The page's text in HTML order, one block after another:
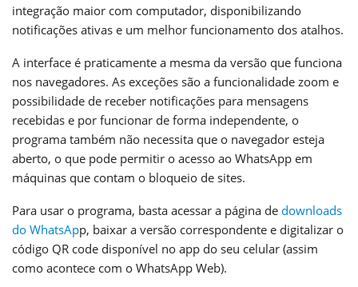
integração maior com computador, disponibilizando
notificações ativas e um melhor funcionamento dos atalhos.
A interface é praticamente a mesma da versão que funciona
nos navegadores. As exceções são a funcionalidade zoom e
possibilidade de receber notificações para mensagens
recebidas e por funcionar de forma independente, o
programa também não necessita que o navegador esteja
aberto, o que pode permitir o acesso ao WhatsApp em
máquinas que contam o bloqueio de sites.
Para usar o programa, basta acessar a página de downloads
do WhatsApp, baixar a versão correspondente e digitalizar o
código QR code disponível no app do seu celular (assim
como acontece com o WhatsApp Web).